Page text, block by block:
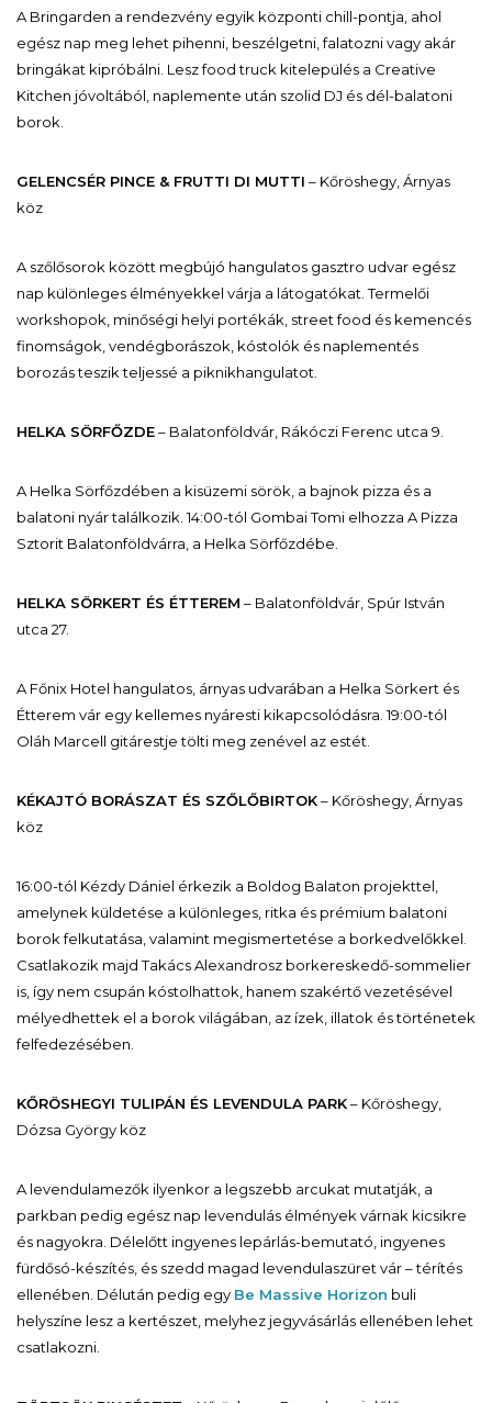
A Bringarden a rendezvény egyik központi chill-pontja, ahol
egész nap meg lehet pihenni, beszélgetni, falatozni vagy akár
bringákat kipróbálni. Lesz food truck kitelepülés a Creative
Kitchen jóvoltából, naplemente után szolid DJ és dél-balatoni
borok.
GELENCSÉR PINCE & FRUTTI DI MUTTI – Kőröshegy, Árnyas
köz
A szőlősorok között megbújó hangulatos gasztro udvar egész
nap különleges élményekkel várja a látogatókat. Termelői
workshopok, minőségi helyi portékák, street food és kemencés
finomságok, vendégborászok, kóstolók és naplementés
borozás teszik teljessé a piknikhangulatot.
HELKA SÖRFŐZDE– Balatonföldvár, Rákóczi Ferenc utca 9.
A Helka Sörfőzdében a kisüzemi sörök, a bajnok pizza és a
balatoni nyár találkozik. 14:00-tól Gombai Tomi elhozza A Pizza
Sztorit Balatonföldvárra, a Helka Sörfőzdébe.
HELKA SÖRKERT ÉS ÉTTEREM – Balatonföldvár, Spúr István
utca 27.
A Főnix Hotel hangulatos, árnyas udvarában a Helka Sörkert és
Étterem vár egy kellemes nyáresti kikapcsolódásra. 19:00-tól
Oláh Marcell gitárestje tölti meg zenével az estét.
KÉKAJTÓ BORÁSZAT ÉS SZŐLŐBIRTOK– Kőröshegy, Árnyas
köz
16:00-tól Kézdy Dániel érkezik a Boldog Balaton projekttel,
amelynek küldetése a különleges, ritka és prémium balatoni
borok felkutatása, valamint megismertetése a borkedvelőkkel.
Csatlakozik majd Takács Alexandrosz borkereskedő-sommelier
is, így nem csupán kóstolhattok, hanem szakértő vezetésével
mélyedhettek el a borok világában, az ízek, illatok és történetek
felfedezésében.
KŐRÖSHEGYI TULIPÁN ÉS LEVENDULA PARK– Kőröshegy,
Dózsa György köz
A levendulamezők ilyenkor a legszebb arcukat mutatják, a
parkban pedig egész nap levendulás élmények várnak kicsikre
és nagyokra. Délelőtt ingyenes lepárlás-bemutató, ingyenes
fürdősó-készítés, és szedd magad levendulaszüret vár – térítés
ellenében. Délután pedig egy Be Massive Horizon buli
helyszíne lesz a kertészet, melyhez jegyvásárlás ellenében lehet
csatlakozni.